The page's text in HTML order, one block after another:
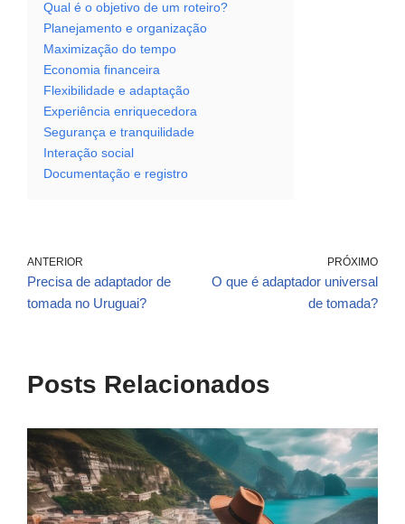
Qual é o objetivo de um roteiro?
Planejamento e organização
Maximização do tempo
Economia financeira
Flexibilidade e adaptação
Experiência enriquecedora
Segurança e tranquilidade
Interação social
Documentação e registro
ANTERIOR
Precisa de adaptador de
tomada no Uruguai?
PRÓXIMO
O que é adaptador universal
de tomada?
Posts Relacionados